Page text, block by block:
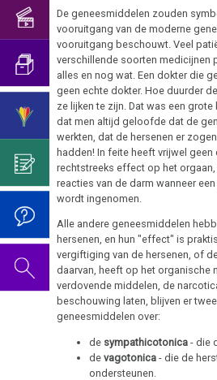
onderscheid
met
psychosomatiek
Het
onderscheid
met
psycho-
oncologie
Germanische
Heilkunde
Gedragscode
Biologische
Harmonie
Oogaandoeningen
Blaaskanker
Borstkanker
Boulimia
Darmkanker
Rectum-
Ca
Eierstok
Huidveranderingen
Neurodermatitis
Trnava
2024
2022
2020
2005
Dr.
ORF
1994
Sanatorium
Rosenhof
2018
Verjaardagsconcert
2019
video
voor
de
verjaardag
2022
De geneesmiddelen zouden
vooruitgang van de moderne
vooruitgang beschouwt. Veel
verschillende soorten medicijnen
alles en nog wat. Een dokter die
geen echte dokter. Hoe duurder
ze lijken te zijn. Dat was een
dat men altijd geloofde dat de
werkten, dat de hersenen er
hadden! In feite heeft vrijwel geen
rechtstreeks effect op het
reacties van de darm wanneer
wordt ingenomen.
Alle andere geneesmiddelen
hersenen, en hun "effect" is
vergiftiging van de hersenen, of
daarvan, heeft op het organische
verdovende middelen, de
beschouwing laten, blijven er
geneesmiddelen over:
de sympathicotonica - die
devagotonica - die de
ondersteunen.